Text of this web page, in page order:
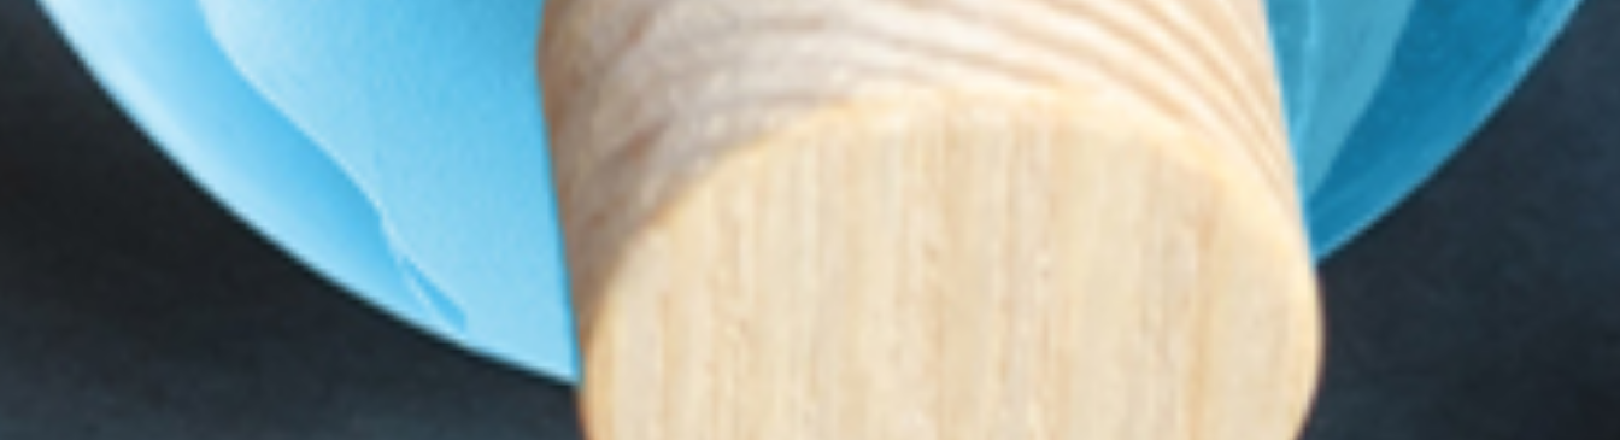
Müşteri & Tüketici Trendleri Konuşmacıları
Vizyon & Strateji Konuşmacıları
İnovasyon Konuşmacıları
Toplum & Uluslararası İlişkiler Konuşmacıları
Girişimcilik Konuşmacıları
Neuro Science (Sinir Bilimi) Konuşmacıları